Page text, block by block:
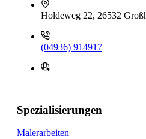
Holdeweg 22, 26532
(04936) 914917
Spezialisierungen
Malerarbeiten